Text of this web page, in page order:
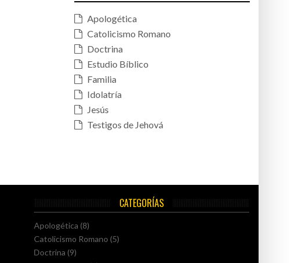
Apologética
Catolicismo Romano
Doctrina
Estudio Bíblico
Familia
Idolatría
Jesús
Testigos de Jehová
CATEGORÍAS
Apologética (8)
Catolicismo Romano (5)
Doctrina (9)